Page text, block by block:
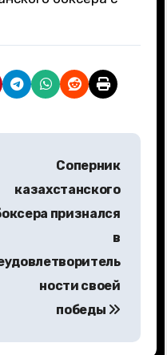
Соперник
казахстанского
признался
в
ности своей
победы